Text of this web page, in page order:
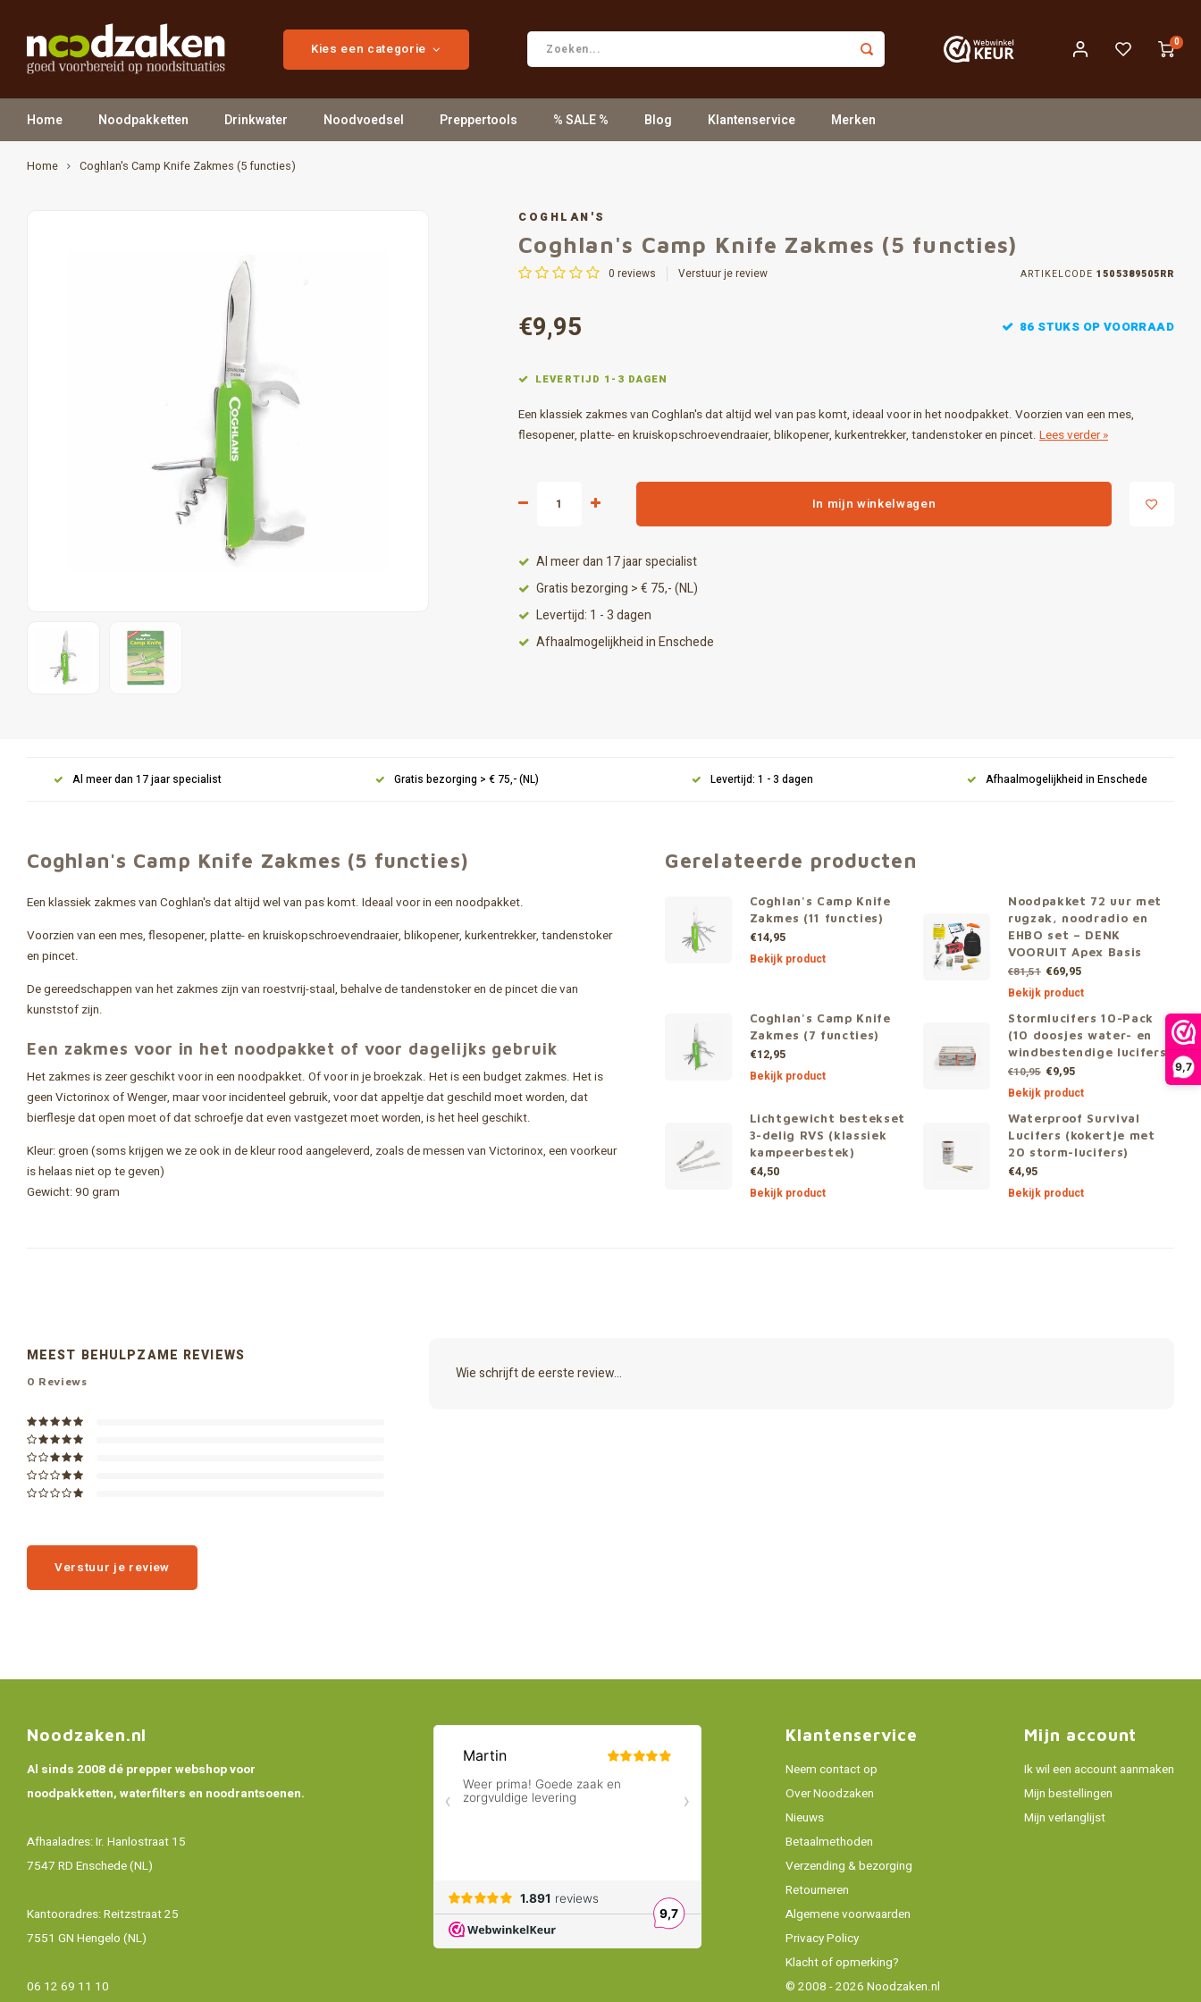
9,7
Kies een categorie 0
Home Noodpakketten Drinkwater Noodvoedsel Preppertools % SALE % Blog Klantenservice Merken
Home Coghlan's Camp Knife Zakmes (5 functies)
COGHLAN'S
Coghlan's Camp Knife Zakmes (5 functies)
0 reviews Verstuur je review ARTIKELCODE 1505389505RR
€9,95 86 STUKS OP VOORRAAD
LEVERTIJD 1-3 DAGEN
Een klassiek zakmes van Coghlan's dat altijd wel van pas komt, ideaal voor in het noodpakket. Voorzien van een mes,
flesopener, platte- en kruiskopschroevendraaier, blikopener, kurkentrekker, tandenstoker en pincet. Lees verder »
In mijn winkelwagen
Al meer dan 17 jaar specialist
Gratis bezorging > € 75,- (NL)
Levertijd: 1 - 3 dagen
Afhaalmogelijkheid in Enschede
Al meer dan 17 jaar specialist Gratis bezorging > € 75,- (NL) Levertijd: 1 - 3 dagen Afhaalmogelijkheid in Enschede
Coghlan's Camp Knife Zakmes (5 functies)
Een klassiek zakmes van Coghlan's dat altijd wel van pas komt. Ideaal voor in een noodpakket.
Voorzien van een mes, flesopener, platte- en kruiskopschroevendraaier, blikopener, kurkentrekker, tandenstoker
en pincet.
De gereedschappen van het zakmes zijn van roestvrij-staal, behalve de tandenstoker en de pincet die van
kunststof zijn.
Een zakmes voor in het noodpakket of voor dagelijks gebruik
Het zakmes is zeer geschikt voor in een noodpakket. Of voor in je broekzak. Het is een budget zakmes. Het is
geen Victorinox of Wenger, maar voor incidenteel gebruik, voor dat appeltje dat geschild moet worden, dat
bierflesje dat open moet of dat schroefje dat even vastgezet moet worden, is het heel geschikt.
Kleur: groen (soms krijgen we ze ook in de kleur rood aangeleverd, zoals de messen van Victorinox, een voorkeur
is helaas niet op te geven)
Gewicht: 90 gram
Gerelateerde producten
Coghlan's Camp Knife
Zakmes (11 functies)
€14,95
Bekijk product
Noodpakket 72 uur met
rugzak, noodradio en
EHBO set – DENK
VOORUIT Apex Basis
€81,51 €69,95
Bekijk product
Coghlan's Camp Knife
Zakmes (7 functies)
€12,95
Bekijk product
Stormlucifers 10-Pack
(10 doosjes water- en
windbestendige lucifers)
€10,95 €9,95
Bekijk product
Lichtgewicht bestekset
3-delig RVS (klassiek
kampeerbestek)
€4,50
Bekijk product
Waterproof Survival
Lucifers (kokertje met
20 storm-lucifers)
€4,95
Bekijk product
MEEST BEHULPZAME REVIEWS
0 Reviews
Verstuur je review
Wie schrijft de eerste review...
Noodzaken.nl
Al sinds 2008 dé prepper webshop voor
noodpakketten, waterfilters en noodrantsoenen.
Afhaaladres: Ir. Hanlostraat 15
7547 RD Enschede (NL)
Kantooradres: Reitzstraat 25
7551 GN Hengelo (NL)
06 12 69 11 10
Klantenservice
Neem contact op
Over Noodzaken
Nieuws
Betaalmethoden
Verzending & bezorging
Retourneren
Algemene voorwaarden
Privacy Policy
Klacht of opmerking?
© 2008 - 2026 Noodzaken.nl
Mijn account
Ik wil een account aanmaken
Mijn bestellingen
Mijn verlanglijst